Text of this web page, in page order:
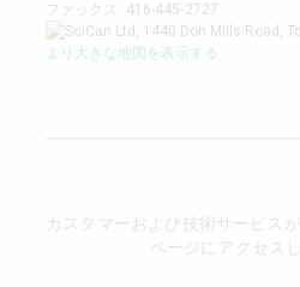
ファックス: 416-445-2727
より大きな地図を表示する
カスタマーおよび技術サービス
ページにアクセス